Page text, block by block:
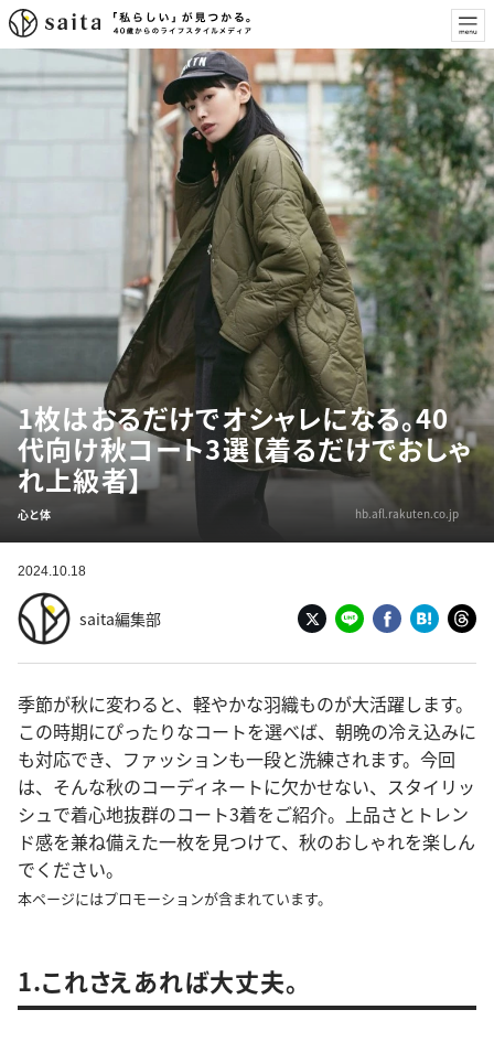
1枚はおるだけでオシャレになる。40
代向け秋コート3選【着るだけでおしゃ
れ上級者】
心と体 hb.afl.rakuten.co.jp
2024.10.18
saita編集部
季節が秋に変わると、軽やかな羽織ものが大活躍します。
この時期にぴったりなコートを選べば、朝晩の冷え込みに
も対応でき、ファッションも一段と洗練されます。今回
は、そんな秋のコーディネートに欠かせない、スタイリッ
シュで着心地抜群のコート3着をご紹介。上品さとトレン
ド感を兼ね備えた一枚を見つけて、秋のおしゃれを楽しん
でください。
本ページにはプロモーションが含まれています。
1.これさえあれば大丈夫。